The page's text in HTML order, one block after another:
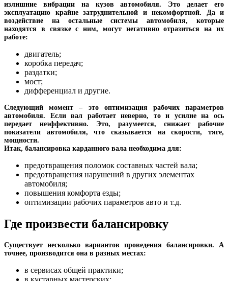
излишние вибрации на кузов автомобиля. Это делает его
эксплуатацию крайне затруднительной и некомфортной. Да и
воздействие на остальные системы автомобиля, которые
находятся в связке с ним, могут негативно отразиться на их
работе:
двигатель;
коробка передач;
раздатки;
мост;
дифференциал и другие.
Следующий момент – это оптимизация рабочих параметров
автомобиля. Если вал работает неверно, то и усилие на ось
передает неэффективно. Это, разумеется, снижает рабочие
показатели автомобиля, что сказывается на скорости, тяге,
мощности.
Итак, балансировка карданного вала необходима для:
предотвращения поломок составных частей вала;
предотвращения нарушений в других элементах
автомобиля;
повышения комфорта езды;
оптимизации рабочих параметров авто и т.д.
Где произвести балансировку
Существует несколько вариантов проведения балансировки. А
точнее, производится она в разных местах:
в сервисах общей практики;
в кустарных мастерских;